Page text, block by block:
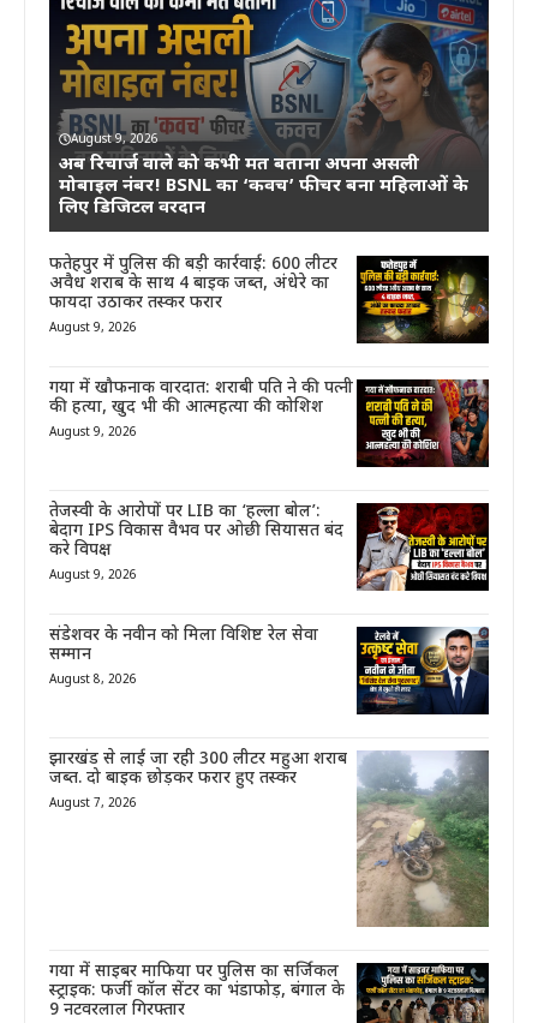
August 9, 2026
अब रिचार्ज वाले को कभी मत बताना अपना असली
मोबाइल नंबर! BSNL का ‘कवच’ फीचर बना महिलाओं के
लिए डिजिटल वरदान
फतेहपुर में पुलिस की बड़ी कार्रवाई: 600 लीटर
अवैध शराब के साथ 4 बाइक जब्त, अंधेरे का
फायदा उठाकर तस्कर फरार
August 9, 2026
गया में खौफनाक वारदात: शराबी पति ने की पत्नी
की हत्या, खुद भी की आत्महत्या की कोशिश
August 9, 2026
तेजस्वी के आरोपों पर LIB का ‘हल्ला बोल’:
बेदाग IPS विकास वैभव पर ओछी सियासत बंद
करे विपक्ष
August 9, 2026
संडेशवर के नवीन को मिला विशिष्ट रेल सेवा
सम्मान
August 8, 2026
झारखंड से लाई जा रही 300 लीटर महुआ शराब
जब्त. दो बाइक छोड़कर फरार हुए तस्कर
August 7, 2026
गया में साइबर माफिया पर पुलिस का सर्जिकल
स्ट्राइक: फर्जी कॉल सेंटर का भंडाफोड़, बंगाल के
9 नटवरलाल गिरफ्तार